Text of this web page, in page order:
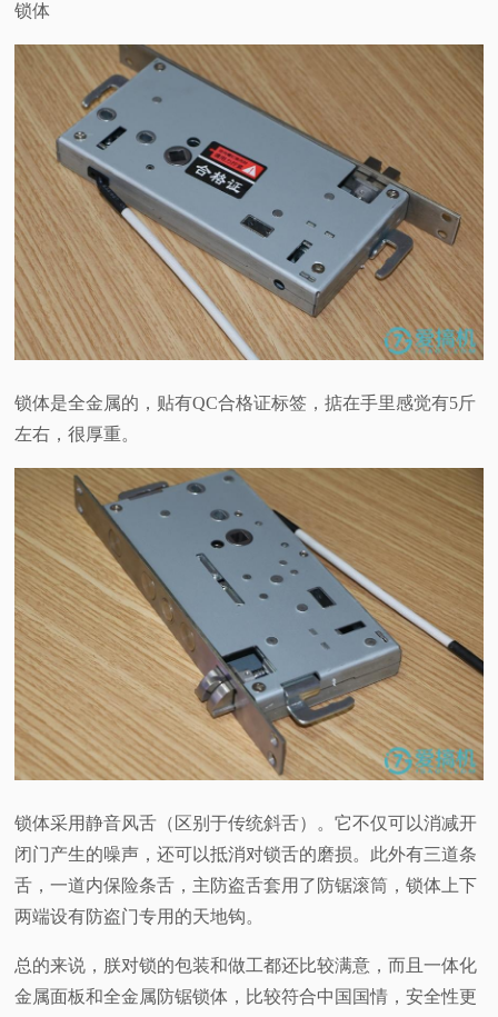
锁体
锁体是全金属的，贴有QC合格证标签，掂在手里感觉有5斤
左右，很厚重。
锁体采用静音风舌（区别于传统斜舌）。它不仅可以消减开
闭门产生的噪声，还可以抵消对锁舌的磨损。此外有三道条
舌，一道内保险条舌，主防盗舌套用了防锯滚筒，锁体上下
两端设有防盗门专用的天地钩。
总的来说，朕对锁的包装和做工都还比较满意，而且一体化
金属面板和全金属防锯锁体，比较符合中国国情，安全性更